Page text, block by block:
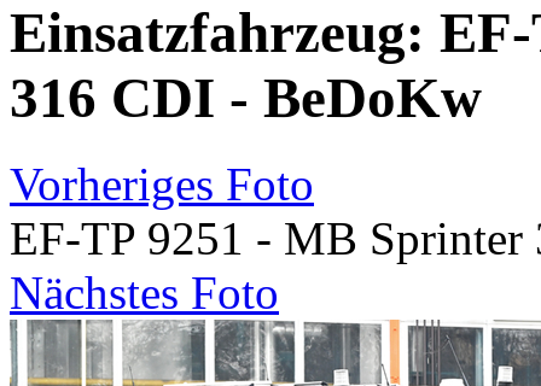
Einsatzfahrzeug:
316 CDI - BeDoKw
Vorheriges Foto
EF-TP 9251 - MB
Nächstes Foto